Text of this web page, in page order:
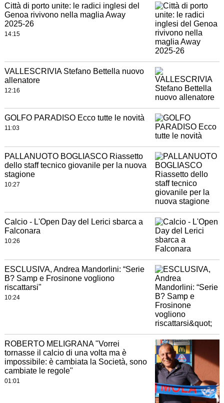
Città di porto unite: le radici inglesi del
Genoa rivivono nella maglia Away
2025‑26
14:15
VALLESCRIVIA Stefano Bettella nuovo
allenatore
12:16
GOLFO PARADISO Ecco tutte le novità
11:03
PALLANUOTO BOGLIASCO Riassetto
dello staff tecnico giovanile per la nuova
stagione
10:27
Calcio - L'Open Day del Lerici sbarca a
Falconara
10:26
ESCLUSIVA, Andrea Mandorlini: “Serie
B? Samp e Frosinone vogliono
riscattarsi"
10:24
ROBERTO MELIGRANA "Vorrei
tornasse il calcio di una volta ma è
impossibile: è cambiata la Società, sono
cambiate le regole"
01:01